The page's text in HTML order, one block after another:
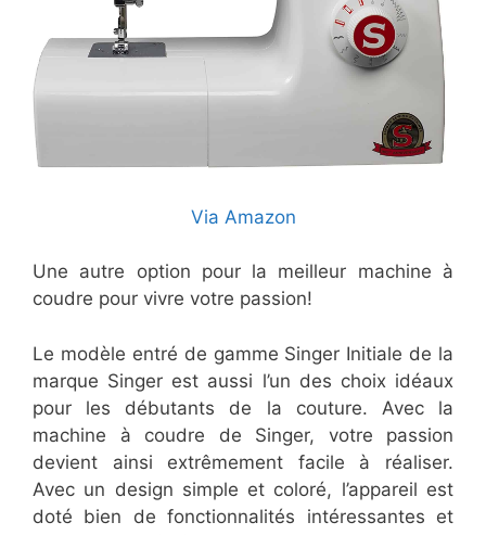
Via Amazon
Une autre option pour la meilleur machine à
coudre pour vivre votre passion!
Le modèle entré de gamme Singer Initiale de la
marque Singer est aussi l’un des choix idéaux
pour les débutants de la couture. Avec la
machine à coudre de Singer, votre passion
devient ainsi extrêmement facile à réaliser.
Avec un design simple et coloré, l’appareil est
doté bien de fonctionnalités intéressantes et